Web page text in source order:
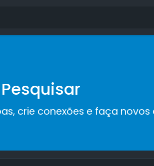
Pesquisar
crie conexões e faça novos